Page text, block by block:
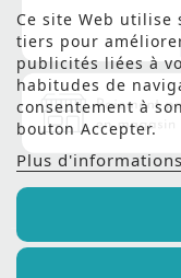
Ce site Web utilise
tiers pour
publicités liées à
habitudes de
consentement à
bouton Accepter.
Plus d'informations